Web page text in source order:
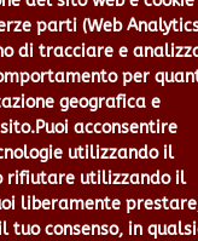
Unica Appaltante
e istanze online
Genova - Piazzale
- P.Iva:
Fax 010 5499244
800 509420 |
parti (Web
di tracciare e
per
geografica e
acconsentire
utilizzando il
rifiutare utilizzando il
liberamente
tuo consenso, in